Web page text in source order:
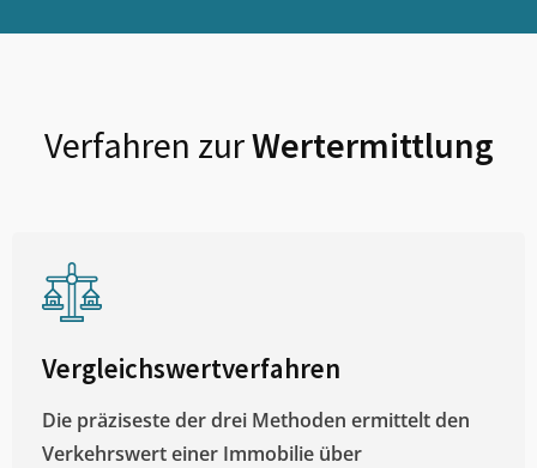
Verfahren zurWertermittlung
Vergleichswertverfahren
Die präziseste der drei Methoden ermittelt den
Verkehrswert einer Immobilie über